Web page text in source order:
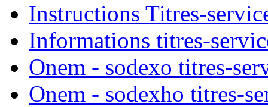
Instructions Titres-
Informations titres-
Onem - sodexo titres-
Onem - sodexho titres-